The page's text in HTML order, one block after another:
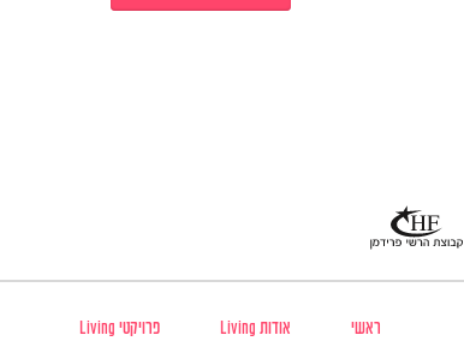
ראשי אודות Living פרויקטי Living